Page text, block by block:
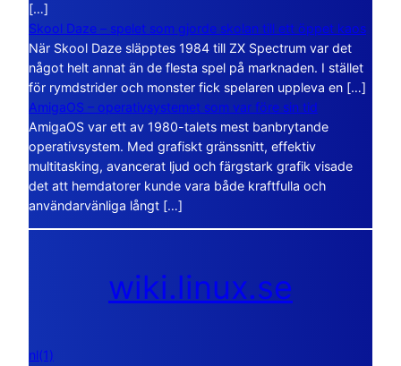
[…]
Skool Daze – spelet som gjorde skolan till ett öppet kaos
När Skool Daze släpptes 1984 till ZX Spectrum var det
något helt annat än de flesta spel på marknaden. I stället
för rymdstrider och monster fick spelaren uppleva en […]
AmigaOS – operativsystemet som var före sin tid
AmigaOS var ett av 1980-talets mest banbrytande
operativsystem. Med grafiskt gränssnitt, effektiv
multitasking, avancerat ljud och färgstark grafik visade
det att hemdatorer kunde vara både kraftfulla och
användarvänliga långt […]
wiki.linux.se
nl(1)